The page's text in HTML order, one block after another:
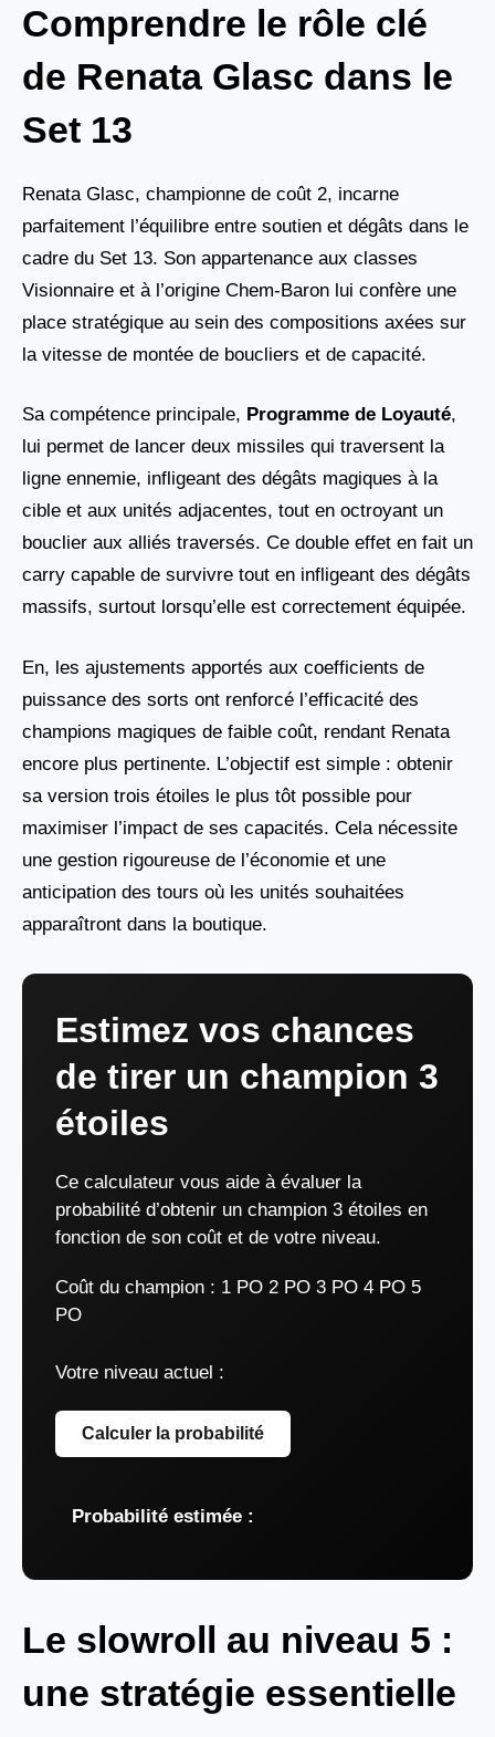
Comprendre le rôle clé
de Renata Glasc dans le
Set 13
Renata Glasc, championne de coût 2, incarne
parfaitement l’équilibre entre soutien et dégâts dans le
cadre du Set 13. Son appartenance aux classes
Visionnaire et à l’origine Chem-Baron lui confère une
place stratégique au sein des compositions axées sur
la vitesse de montée de boucliers et de capacité.
Sa compétence principale, Programme de Loyauté,
lui permet de lancer deux missiles qui traversent la
ligne ennemie, infligeant des dégâts magiques à la
cible et aux unités adjacentes, tout en octroyant un
bouclier aux alliés traversés. Ce double effet en fait un
carry capable de survivre tout en infligeant des dégâts
massifs, surtout lorsqu’elle est correctement équipée.
En, les ajustements apportés aux coefficients de
puissance des sorts ont renforcé l’efficacité des
champions magiques de faible coût, rendant Renata
encore plus pertinente. L’objectif est simple : obtenir
sa version trois étoiles le plus tôt possible pour
maximiser l’impact de ses capacités. Cela nécessite
une gestion rigoureuse de l’économie et une
anticipation des tours où les unités souhaitées
apparaîtront dans la boutique.
Estimez vos chances
de tirer un champion 3
étoiles
Ce calculateur vous aide à évaluer la
probabilité d’obtenir un champion 3 étoiles en
fonction de son coût et de votre niveau.
Coût du champion : 1 PO 2 PO 3 PO 4 PO 5
PO
Votre niveau actuel :
Calculer la probabilité
Probabilité estimée :
Le slowroll au niveau 5 :
une stratégie essentielle